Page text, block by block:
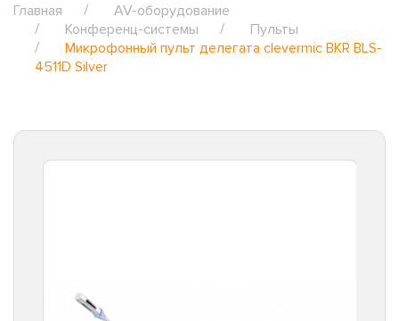
Главная
AV-оборудование
Конференц-системы
Пульты
Микрофонный пульт делегата clevermic BKR BLS-
4511D Silver